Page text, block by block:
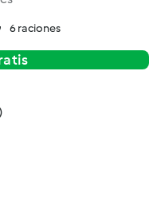
6 raciones